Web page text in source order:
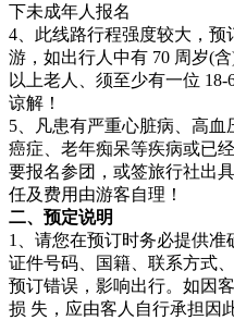
下未成年人报名
4、此线路行程强度较大，
游，如出行人中有 70 周岁(
以上老人、须至少有一位
谅解！
5、凡患有严重心脏病、高血
癌症、老年痴呆等疾病或已
要报名参团，或签旅行社出
任及费用由游客自理！
二、预定说明
1、请您在预订时务必提供准
证件号码、国籍、联系方式
预订错误，影响出行。如因
损 失，应由客人自行承担因